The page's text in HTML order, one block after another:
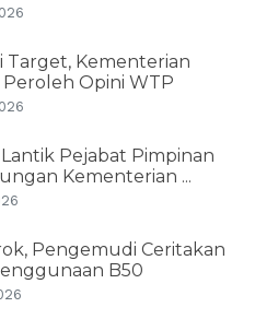
Target, Kementerian
Peroleh Opini WTP
Pejabat Pimpinan
Kementerian ...
Pengemudi Ceritakan
B50